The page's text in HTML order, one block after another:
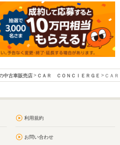
中古車販売店 ＣＡＲ ＣＯＮＣＩＥＲＧＥ ＣＡ
利用規約
お問い合わせ